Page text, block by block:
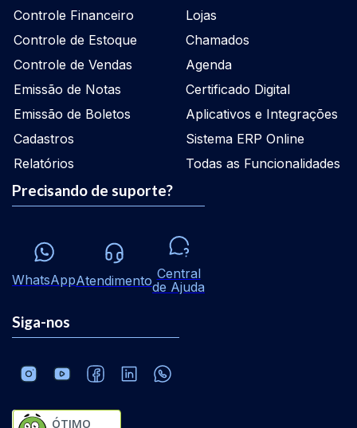
Controle Financeiro
Controle de Estoque
Controle de Vendas
Emissão de Notas
Emissão de Boletos
Cadastros
Relatórios
Lojas
Chamados
Agenda
Certificado Digital
Aplicativos e Integrações
Sistema ERP Online
Todas as Funcionalidades
Precisando de suporte?
WhatsAppAtendimento Central
de Ajuda
Siga-nos
ÓTIMO